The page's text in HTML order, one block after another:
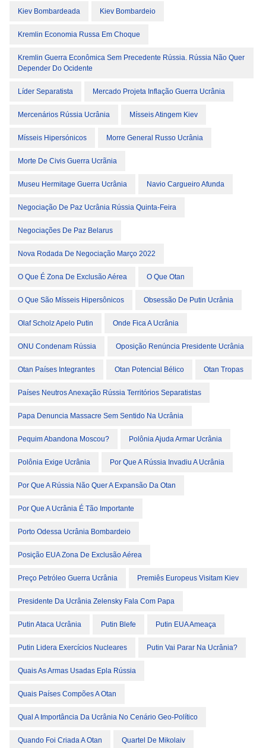
Kiev Bombardeada Kiev Bombardeio
Kremlin Economia Russa Em Choque
Kremlin Guerra Econômica Sem Precedente Rússia. Rússia Não Quer
Depender Do Ocidente
Líder Separatista Mercado Projeta Inflação Guerra Ucrânia
Mercenários Rússia Ucrânia Mísseis Atingem Kiev
Mísseis Hipersónicos Morre General Russo Ucrânia
Morte De Civis Guerra Ucrãnia
Museu Hermitage Guerra Ucrânia Navio Cargueiro Afunda
Negociação De Paz Ucrânia Rússia Quinta-Feira
Negociações De Paz Belarus
Nova Rodada De Negociação Março 2022
O Que É Zona De Exclusão Aérea O Que Otan
O Que São Mísseis Hipersônicos Obsessão De Putin Ucrânia
Olaf Scholz Apelo Putin Onde Fica A Ucrânia
ONU Condenam Rússia Oposição Renúncia Presidente Ucrânia
Otan Países Integrantes Otan Potencial Bélico Otan Tropas
Países Neutros Anexação Rússia Territórios Separatistas
Papa Denuncia Massacre Sem Sentido Na Ucrânia
Pequim Abandona Moscou? Polônia Ajuda Armar Ucrânia
Polônia Exige Ucrânia Por Que A Rússia Invadiu A Ucrânia
Por Que A Rússia Não Quer A Expansão Da Otan
Por Que A Ucrânia É Tão Importante
Porto Odessa Ucrânia Bombardeio
Posição EUA Zona De Exclusão Aérea
Preço Petróleo Guerra Ucrânia Premiês Europeus Visitam Kiev
Presidente Da Ucrânia Zelensky Fala Com Papa
Putin Ataca Ucrânia Putin Blefe Putin EUA Ameaça
Putin Lidera Exercícios Nucleares Putin Vai Parar Na Ucrânia?
Quais As Armas Usadas Epla Rússia
Quais Países Compões A Otan
Qual A Importância Da Ucrânia No Cenário Geo-Político
Quando Foi Criada A Otan Quartel De Mikolaiv